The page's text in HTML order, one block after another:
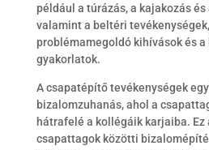
például a túrázás, a kajakozás
valamint a beltéri
problémamegoldó kihívások és
gyakorlatok.
A csapatépítő tevékenységek
bizalomzuhanás, ahol a
hátrafelé a kollégáik karjaiba. Ez
csapattagok közötti